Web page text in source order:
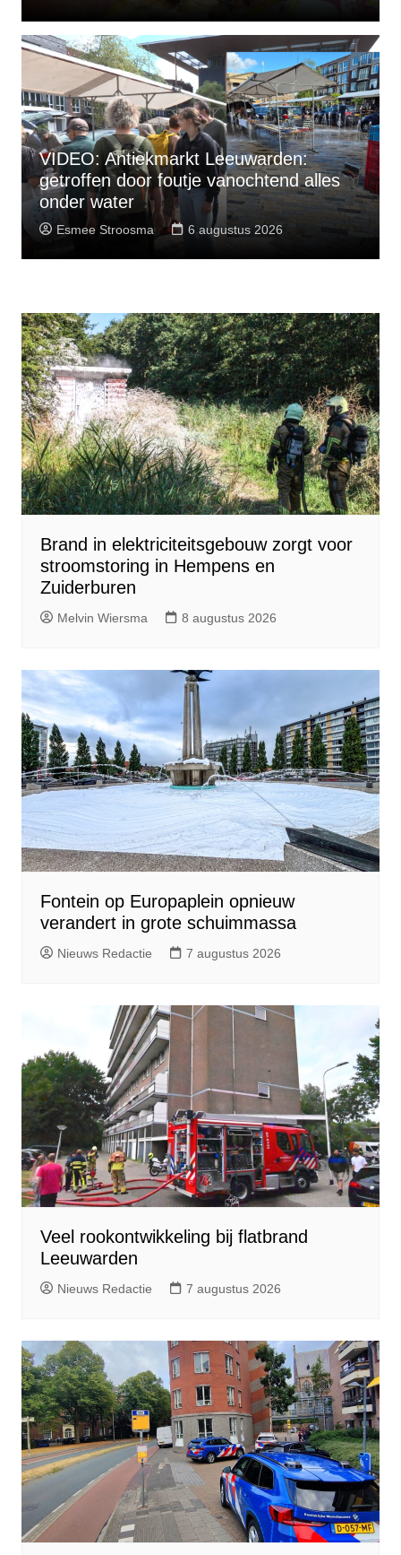
VIDEO: Antiekmarkt Leeuwarden:
getroffen door foutje vanochtend alles
onder water
Esmee Stroosma 6 augustus 2026
Brand in elektriciteitsgebouw zorgt voor
stroomstoring in Hempens en
Zuiderburen
Melvin Wiersma 8 augustus 2026
Fontein op Europaplein opnieuw
verandert in grote schuimmassa
Nieuws Redactie 7 augustus 2026
Veel rookontwikkeling bij flatbrand
Leeuwarden
Nieuws Redactie 7 augustus 2026